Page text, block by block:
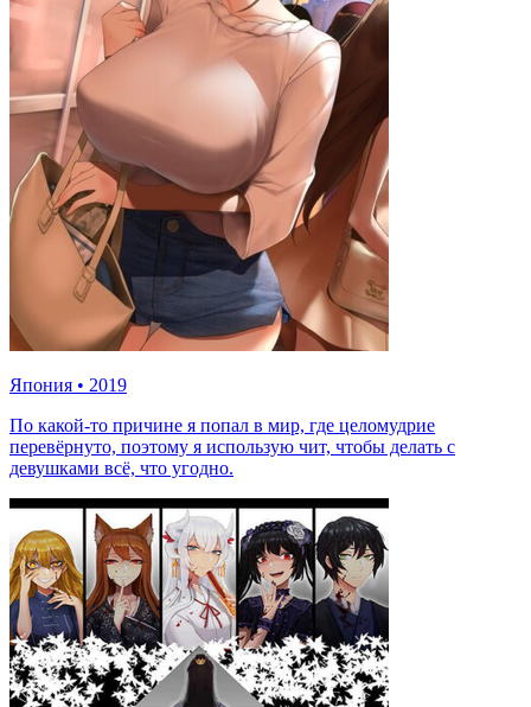
Япония • 2019
По какой-то причине я попал в мир, где целомудрие
перевёрнуто, поэтому я использую чит, чтобы делать с
девушками всё, что угодно.